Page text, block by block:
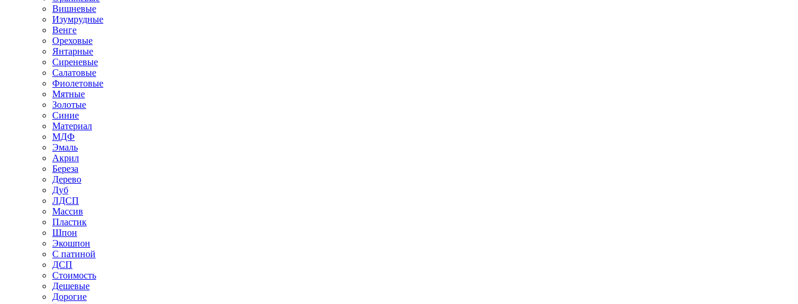
Вишневые
Изумрудные
Венге
Ореховые
Янтарные
Сиреневые
Салатовые
Фиолетовые
Мятные
Золотые
Синие
Материал
МДФ
Эмаль
Акрил
Береза
Дерево
Дуб
ЛДСП
Массив
Пластик
Шпон
Экошпон
С патиной
ДСП
Стоимость
Дешевые
Дорогие